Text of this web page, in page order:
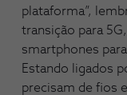
plataforma”,
transição para
smartphones
Estando ligados
precisam de fios